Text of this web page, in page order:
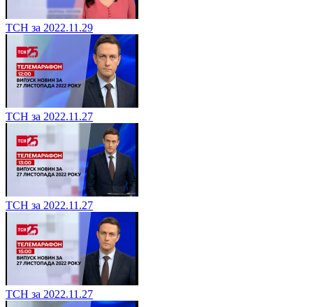
ТСН за 2022.11.29
ТСН за 2022.11.27
ТСН за 2022.11.27
ТСН за 2022.11.27